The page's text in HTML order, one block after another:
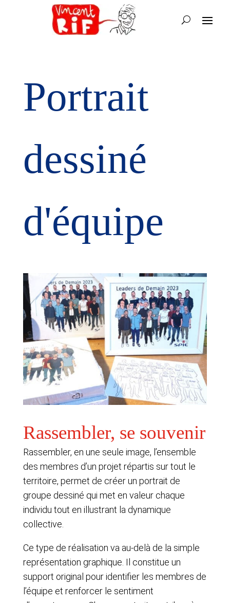
Portrait
dessiné
d'équipe
Rassembler, se souvenir
Rassembler, en une seule image, l’ensemble
des membres d’un projet répartis sur tout le
territoire, permet de créer un portrait de
groupe dessiné qui met en valeur chaque
individu tout en illustrant la dynamique
collective.
Ce type de réalisation va au-delà de la simple
représentation graphique. Il constitue un
support original pour identifier les membres de
l’équipe et renforcer le sentiment